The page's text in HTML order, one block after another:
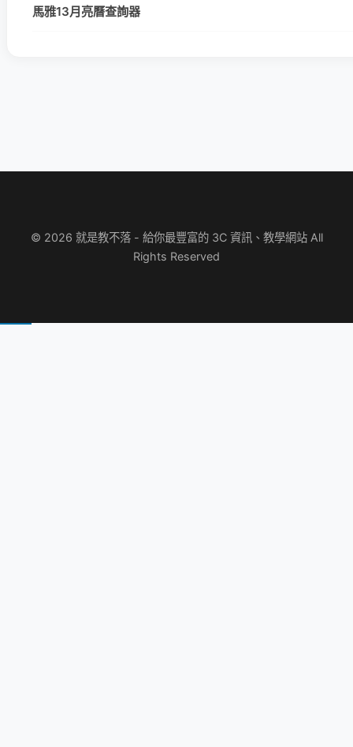
馬雅13月亮曆查詢器
© 2026 就是教不落 - 給你最豐富的 3C 資訊、教學網站 All
Rights Reserved